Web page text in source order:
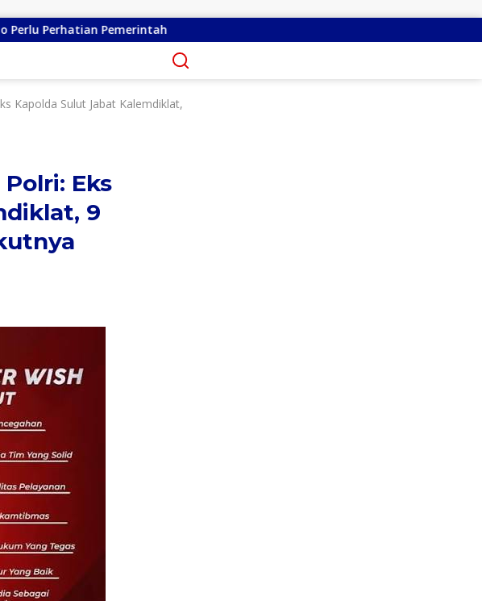
Remly Kandoli Sukses Perjuangkan Perbaikan Jalan Pontak-Kalait
Kapolda Sulut Jabat Kalemdiklat,
Eks
9